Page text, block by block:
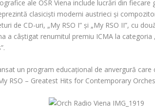
ale OSR Viena include lucrări din
clasiciști moderni austrieci și
de CD-uri, „My RSO I” și „My RSO II”, cu
a câștigat renumitul premiu ICMA la
un program educațional de anvergură
RSO – Greatest Hits for Contemporary